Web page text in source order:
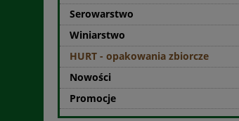
Serowarstwo
Winiarstwo
HURT - opakowania zbiorcze
Nowości
Promocje